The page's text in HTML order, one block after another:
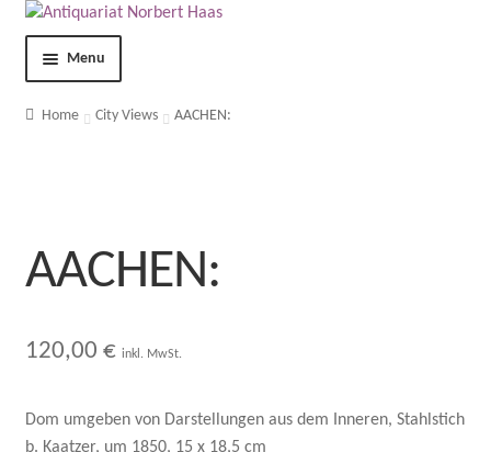
Menu
Shop
Terms and Conditions
Imprint
Home City Views AACHEN:
AACHEN:
120,00 € inkl. MwSt.
Dom umgeben von Darstellungen aus dem Inneren, Stahlstich
b. Kaatzer, um 1850, 15 x 18,5 cm